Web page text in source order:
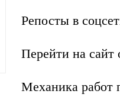
Репосты в
Перейти на сайт
Механика работ